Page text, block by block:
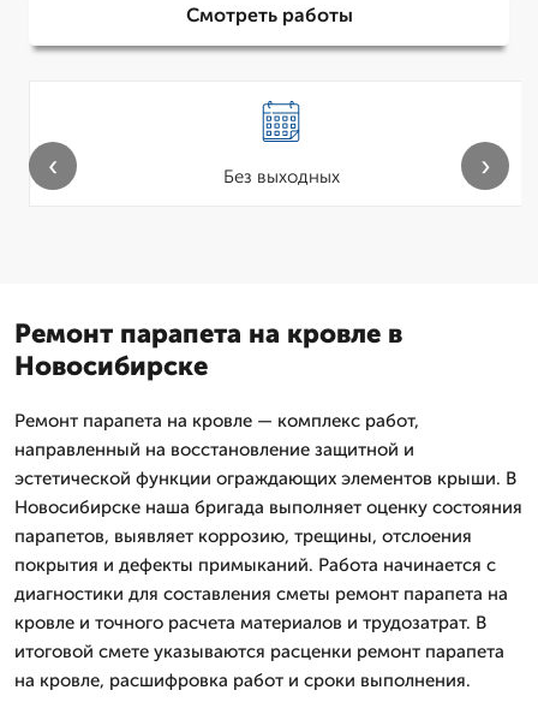
Смотреть работы
Без выходных
‹ ›
Ремонт парапета на кровле в
Новосибирске
Ремонт парапета на кровле — комплекс работ,
направленный на восстановление защитной и
эстетической функции ограждающих элементов крыши. В
Новосибирске наша бригада выполняет оценку состояния
парапетов, выявляет коррозию, трещины, отслоения
покрытия и дефекты примыканий. Работа начинается с
диагностики для составления сметы ремонт парапета на
кровле и точного расчета материалов и трудозатрат. В
итоговой смете указываются расценки ремонт парапета
на кровле, расшифровка работ и сроки выполнения.